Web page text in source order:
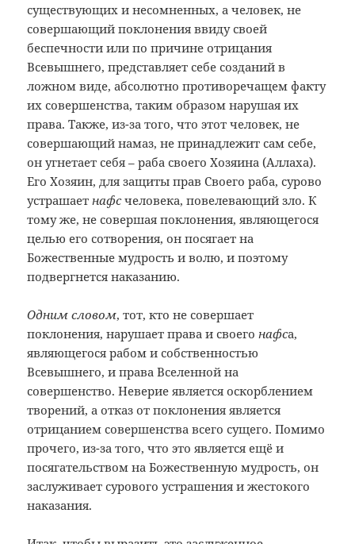
существующих и несомненных, а человек, не
совершающий поклонения ввиду своей
беспечности или по причине отрицания
Всевышнего, представляет себе созданий в
ложном виде, абсолютно противоречащем факту
их совершенства, таким образом нарушая их
права. Также, из-за того, что этот человек, не
совершающий намаз, не принадлежит сам себе,
он угнетает себя – раба своего Хозяина (Аллаха).
Его Хозяин, для защиты прав Своего раба, сурово
устрашает нафсчеловека, повелевающий зло. К
тому же, не совершая поклонения, являющегося
целью его сотворения, он посягает на
Божественные мудрость и волю, и поэтому
подвергнется наказанию.
Одним словом, тот, кто не совершает
поклонения, нарушает права и своего нафса,
являющегося рабом и собственностью
Всевышнего, и права Вселенной на
совершенство. Неверие является оскорблением
творений, а отказ от поклонения является
отрицанием совершенства всего сущего. Помимо
прочего, из-за того, что это является ещё и
посягательством на Божественную мудрость, он
заслуживает сурового устрашения и жестокого
наказания.